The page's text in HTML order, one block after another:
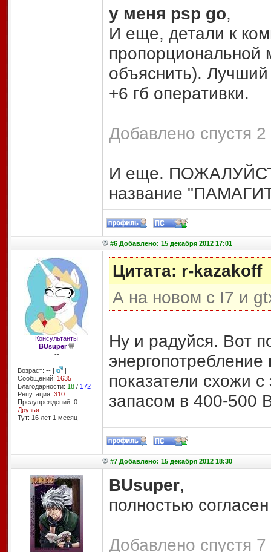
у меня psp go,
И еще, детали к
пропорциональной
объяснить).
+6 гб оперативки.
Добавлено спустя
И еще.
название
#6 Добавлено: 15 декабря 2012 17:01
Консультанты
BUsuper
--
Возраст: -- |
|
Сообщений: 1635
Благодарности: 18/ 172
Репутация: 310
Предупреждений: 0
Друзья
Тут: 16 лет 1 месяц
Цитата: r-kazakoff
А на новом с I7 и
Ну и радуйся. Вот
энергопотребление
показатели схожи
запасом в 400-500
#7 Добавлено: 15 декабря 2012 18:30
BUsuper,
полностью согласен
Добавлено спустя